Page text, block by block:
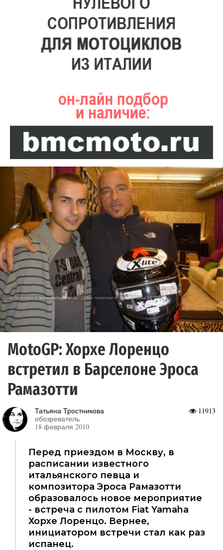
MotoGP: Хорхе Лоренцо
встретил в Барселоне Эроса
Рамазотти
11913
Татьяна Тростникова
обозреватель
18 февраля 2010
Перед приездом в Москву, в
расписании известного
итальянского певца и
композитора Эроса Рамазотти
образовалось новое мероприятие
- встреча с пилотом Fiat Yamaha
Хорхе Лоренцо. Вернее,
инициатором встречи стал как раз
испанец.